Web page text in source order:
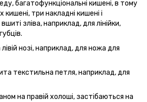
багатофункціональні кишені, в тому
кишені, три накладні кишені і
зліва, наприклад, для лінійки,
нозі, наприклад, для ножа для
текстильна петля, наприклад, для
на правій холоші, застібаються на